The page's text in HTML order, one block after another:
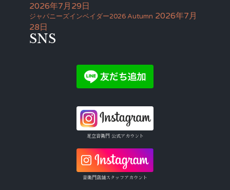
2026年7月29日
ジャパニーズインベイダー2026 Autumn 2026年7月
28日
SNS
足立音衛門 公式アカウント
音衛門店舗スタッフアカウント